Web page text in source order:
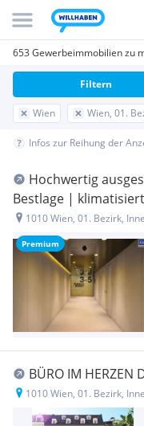
653 Gewerbeimmobilien zu
Wien Wien, 01.
Filtern
Infos zur Reihung der
Premium
Hochwertig
Bestlage | klimatisiert
1010 Wien, 01. Bezirk,
BÜRO IM HERZEN
1010 Wien, 01. Bezirk,